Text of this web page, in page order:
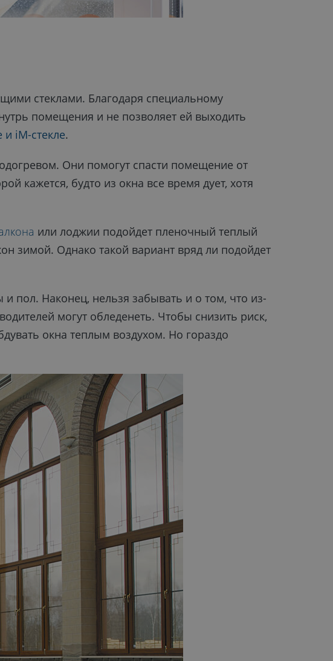
стеклами. Благодаря специальному
помещения и не позволяет ей выходить
и iM-стекле.
Они помогут спасти помещение от
кажется, будто из окна все время дует, хотя
или лоджии подойдет пленочный теплый
зимой. Однако такой вариант вряд ли подойдет
пол. Наконец, нельзя забывать и о том, что из-
могут обледенеть. Чтобы снизить риск,
окна теплым воздухом. Но гораздо